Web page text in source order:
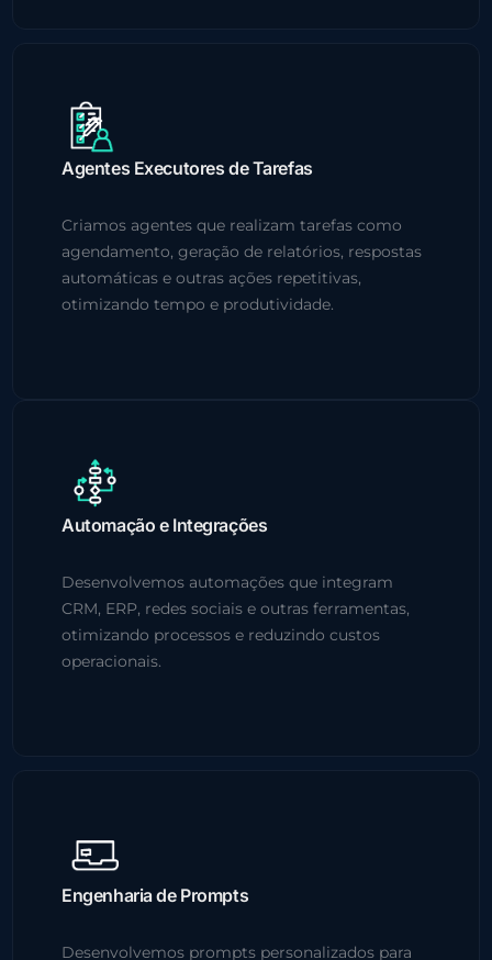
Agentes Executores de Tarefas
Criamos agentes que realizam tarefas como
agendamento, geração de relatórios, respostas
automáticas e outras ações repetitivas,
otimizando tempo e produtividade.
Automação e Integrações
Desenvolvemos automações que integram
CRM, ERP, redes sociais e outras ferramentas,
otimizando processos e reduzindo custos
operacionais.
Engenharia de Prompts
Desenvolvemos prompts personalizados para